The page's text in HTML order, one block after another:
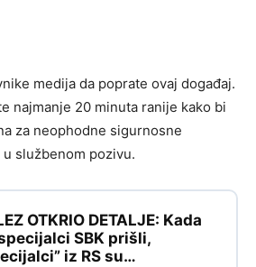
medija da poprate ovaj događaj.
najmanje 20 minuta ranije kako bi
za neophodne sigurnosne
službenom pozivu.
OTKRIO DETALJE: Kada
SBK prišli,
iz RS su…